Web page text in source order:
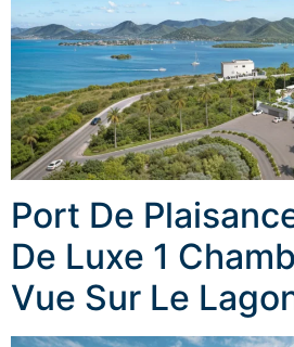
Port De
De Luxe 1
Vue Sur Le